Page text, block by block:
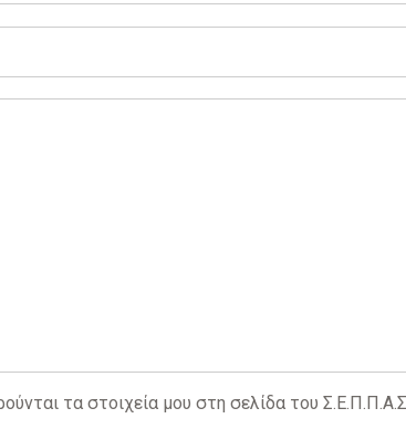
τα στοιχεία μου στη σελίδα του